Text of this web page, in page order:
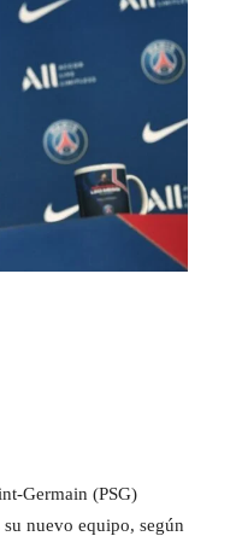
Germain (PSG)
nuevo equipo, según